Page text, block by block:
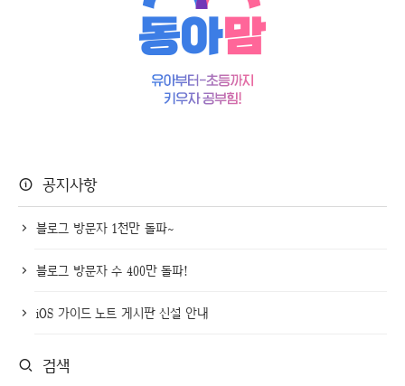
공지사항
블로그 방문자 1천만 돌파~
블로그 방문자 수 400만 돌파!
iOS 가이드 노트 게시판 신설 안내
검색